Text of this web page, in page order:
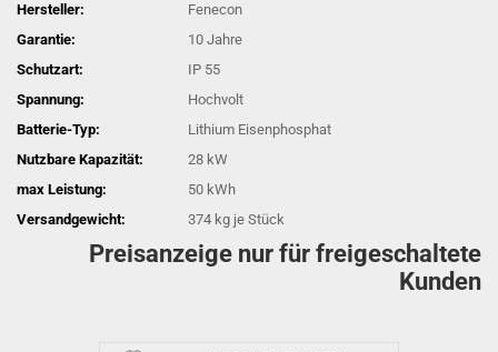
Hersteller:
Fenecon
Garantie:
10 Jahre
Schutzart:
IP 55
Spannung:
Hochvolt
Batterie-Typ:
Lithium Eisenphosphat
Nutzbare Kapazität:
28 kW
max Leistung:
50 kWh
Versandgewicht:
374 kg je Stück
Preisanzeige nur für freigeschaltete
Kunden